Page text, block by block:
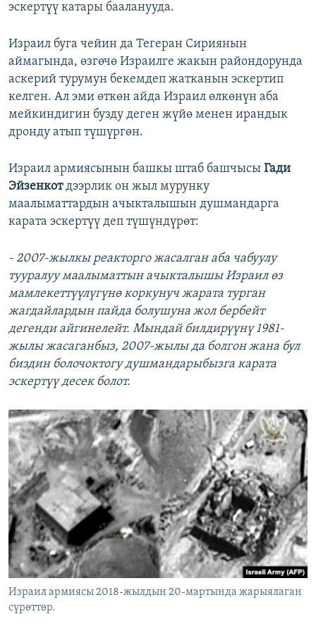
эскертүү катары бааланууда.
Израил буга чейин да Тегеран Сириянын
аймагында, өзгөчө Израилге жакын райондорунда
аскерий турумун бекемдеп жатканын эскертип
келген. Ал эми өткөн айда Израил өлкөнүн аба
мейкиндигин бузду деген жүйө менен ирандык
дронду атып түшүргөн.
Израил армиясынын башкы штаб башчысы Гади
Эйзенкотдээрлик он жыл мурунку
маалыматтардын ачыкталышын душмандарга
карата эскертүү деп түшүндүрөт:
- 2007-жылкы реакторго жасалган аба чабуулу
тууралуу маалыматтын ачыкталышы Израил өз
мамлекеттүүлүгүнө коркунуч жарата турган
жагдайлардын пайда болушуна жол бербейт
дегенди айгинелейт. Мындай билдирүүнү 1981-
жылы жасаганбыз, 2007-жылы да болгон жана бул
биздин болочоктогу душмандарыбызга карата
эскертүү десек болот.
Израил армиясы 2018-жылдын 20-мартында жарыялаган
сүрөттөр.